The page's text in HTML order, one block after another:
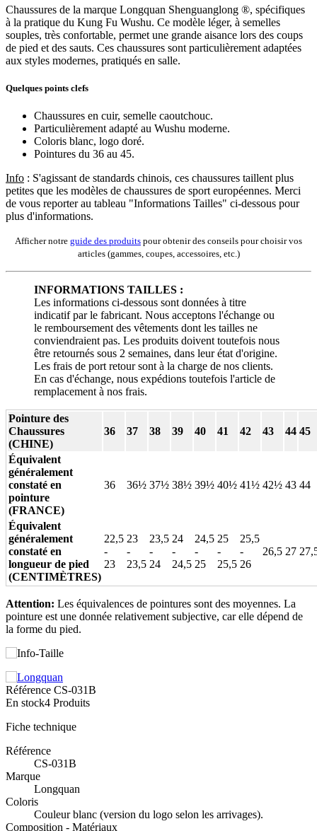
Chaussures de la marque Longquan Shenguanglong ®, spécifiques
à la pratique du Kung Fu Wushu. Ce modèle léger, à semelles
souples, très confortable, permet une grande aisance lors des coups
de pied et des sauts. Ces chaussures sont particulièrement adaptées
aux styles modernes, pratiqués en salle.
Quelques points clefs
Chaussures en cuir, semelle caoutchouc.
Particulièrement adapté au Wushu moderne.
Coloris blanc, logo doré.
Pointures du 36 au 45.
Info : S'agissant de standards chinois, ces chaussures taillent plus
petites que les modèles de chaussures de sport européennes. Merci
de vous reporter au tableau "Informations Tailles" ci-dessous pour
plus d'informations.
Afficher notre guide des produits pour obtenir des conseils pour choisir vos
articles (gammes, coupes, accessoires, etc.)
INFORMATIONS TAILLES :
Les informations ci-dessous sont données à titre
indicatif par le fabricant. Nous acceptons l'échange ou
le remboursement des vêtements dont les tailles ne
conviendraient pas. Les produits doivent toutefois nous
être retournés sous 2 semaines, dans leur état d'origine.
Les frais de port retour sont à la charge de nos clients.
En cas d'échange, nous expédions toutefois l'article de
remplacement à nos frais.
Pointure des
Chaussures
(CHINE)
36 37 38 39 40 41 42 43 44 45
Équivalent
généralement
constaté en
pointure
(FRANCE)
36 36½ 37½ 38½ 39½ 40½ 41½ 42½ 43 44
Équivalent
généralement
constaté en
longueur de pied
(CENTIMÈTRES)
22,5
-
23
23
-
23,5
23,5
-
24
24
-
24,5
24,5
-
25
25
-
25,5
25,5
-
26
26,5 27
Attention: Les équivalences de pointures sont des moyennes. La
pointure est une donnée relativement subjective, car elle dépend de
la forme du pied.
Référence CS-031B
En stock4 Produits
Fiche technique
Référence
CS-031B
Marque
Longquan
Coloris
Couleur blanc (version du logo selon les arrivages).
Composition - Matériaux